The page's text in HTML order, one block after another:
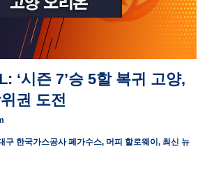
‘시즌 7’승 5할 복귀 고양,
권 도전
구 한국가스공사 페가수스, 머피 할로웨이, 최신 뉴